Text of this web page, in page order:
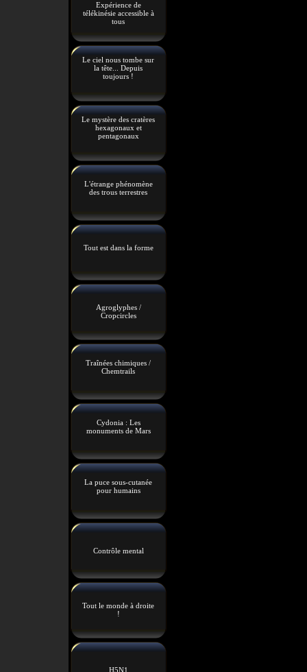
Expérience de
télékinésie accessible à
tous
Le ciel nous tombe sur
la tête... Depuis
toujours !
Le mystère des cratères
hexagonaux et
pentagonaux
L'étrange phénomène
des trous terrestres
Tout est dans la forme
Agroglyphes /
Cropcircles
Traînées chimiques /
Chemtrails
Cydonia : Les
monuments de Mars
La puce sous-cutanée
pour humains
Contrôle mental
Tout le monde à droite
!
H5N1